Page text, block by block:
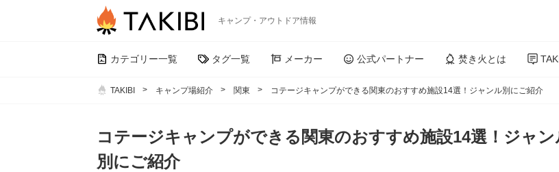
キャンプ・アウトドア情報
カテゴリー一覧 タグ一覧 メーカー 公式パートナー 焚き火とは
TAKIBI キャンプ場紹介 関東 コテージキャンプができる関東のおすすめ施設14選！ジャンル別にご紹介
コテージキャンプができる関東のおすすめ施設14選！ジャン
別にご紹介